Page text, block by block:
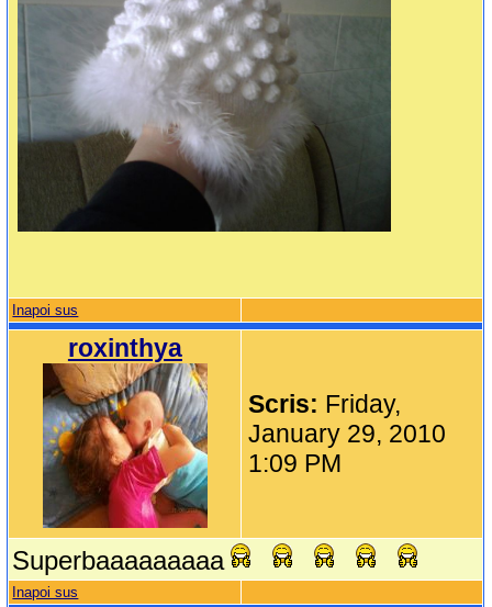
Inapoi sus
roxinthya
Scris: Friday,
January 29, 2010
1:09 PM
Superbaaaaaaaaa
Inapoi sus